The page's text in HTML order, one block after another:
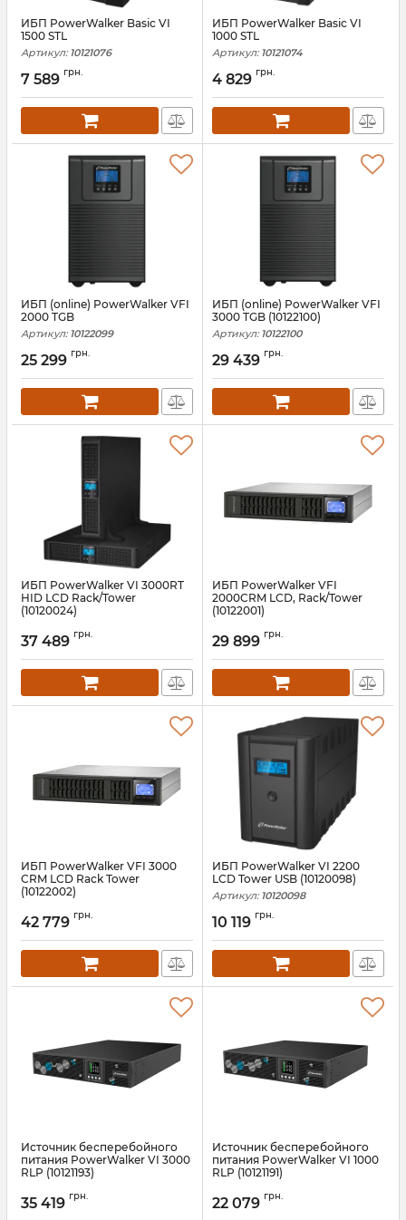
ИБП PowerWalker Basic VI
1500 STL
Артикул: 10121076
7 589 грн.
ИБП PowerWalker Basic VI
1000 STL
Артикул: 10121074
4 829 грн.
ИБП (online) PowerWalker VFI
2000 TGB
Артикул: 10122099
25 299 грн.
ИБП (online) PowerWalker VFI
3000 TGB (10122100)
Артикул: 10122100
29 439 грн.
ИБП PowerWalker VI 3000RT
HID LCD Rack/Tower
(10120024)
37 489 грн.
ИБП PowerWalker VFI
2000CRM LCD, Rack/Tower
(10122001)
29 899 грн.
ИБП PowerWalker VFI 3000
CRM LCD Rack Tower
(10122002)
42 779 грн.
ИБП PowerWalker VI 2200
LCD Tower USB (10120098)
Артикул: 10120098
10 119 грн.
Источник бесперебойного
питания PowerWalker VI 3000
RLP (10121193)
35 419 грн.
Источник бесперебойного
питания PowerWalker VI 1000
RLP (10121191)
22 079 грн.